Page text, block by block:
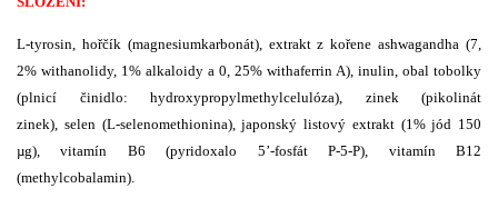
L-tyrosin, hořčík (magnesiumkarbonát), extrakt z kořene ashwagandha (7,
2% withanolidy, 1% alkaloidy a 0, 25% withaferrin A), inulin, obal tobolky
(plnicí činidlo: hydroxypropylmethylcelulóza), zinek (pikolinát
zinek), selen (L-selenomethionina), japonský listový extrakt (1% jód 150
µg), vitamín B6 (pyridoxalo 5’-fosfát P-5-P), vitamín B12
(methylcobalamin).